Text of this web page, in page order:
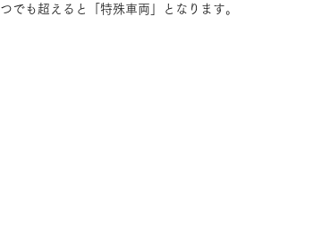
でも超えると「特殊車両」となります。